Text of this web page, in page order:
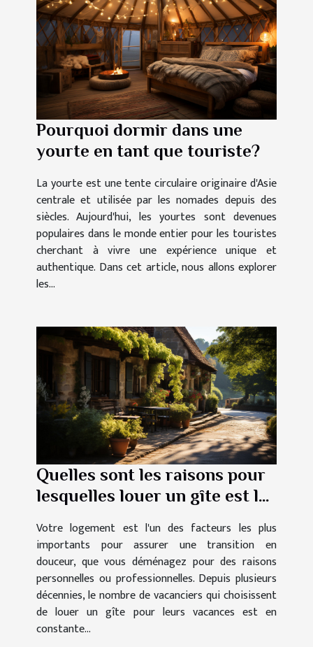
Pourquoi dormir dans une
yourte en tant que touriste?
La yourte est une tente circulaire originaire d'Asie
centrale et utilisée par les nomades depuis des
siècles. Aujourd'hui, les yourtes sont devenues
populaires dans le monde entier pour les touristes
cherchant à vivre une expérience unique et
authentique. Dans cet article, nous allons explorer
les...
Quelles sont les raisons pour
lesquelles louer un gîte est la
Votre logement est l'un des facteurs les plus
importants pour assurer une transition en
douceur, que vous déménagez pour des raisons
personnelles ou professionnelles. Depuis plusieurs
décennies, le nombre de vacanciers qui choisissent
de louer un gîte pour leurs vacances est en
constante...